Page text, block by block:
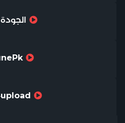
الجودة HD
TunePk